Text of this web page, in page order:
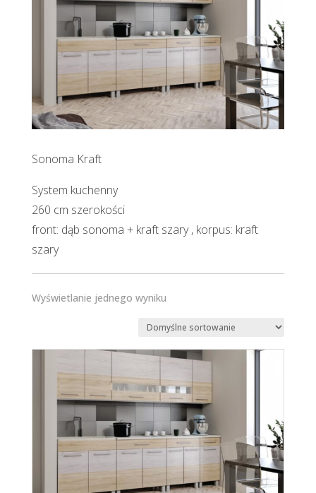
Sonoma Kraft
System kuchenny
260 cm szerokości
front: dąb sonoma + kraft szary , korpus: kraft
szary
Wyświetlanie jednego wyniku